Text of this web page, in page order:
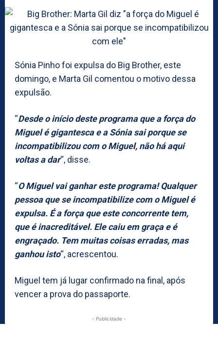
Sónia Pinho foi expulsa do Big Brother, este
domingo, e Marta Gil comentou o motivo dessa
expulsão.
“Desde o início deste programa que a força do
Miguel é gigantesca e a Sónia sai porque se
incompatibilizou com o Miguel, não há aqui
voltas a dar“, disse.
“O Miguel vai ganhar este programa! Qualquer
pessoa que se incompatibilize com o Miguel é
expulsa. É a força que este concorrente tem,
que é inacreditável. Ele caiu em graça e é
engraçado. Tem muitas coisas erradas, mas
ganhou isto“, acrescentou.
Miguel tem já lugar confirmado na final, após
vencer a prova do passaporte.
- Publicidade -